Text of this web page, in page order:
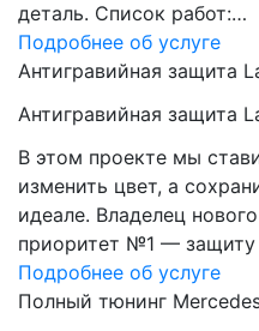
деталь. Список работ:…
Подробнее об услуге
Антигравийная защита
Антигравийная защита
В этом проекте мы
изменить цвет, а
идеале. Владелец
приоритет №1 —
Подробнее об услуге
Полный тюнинг